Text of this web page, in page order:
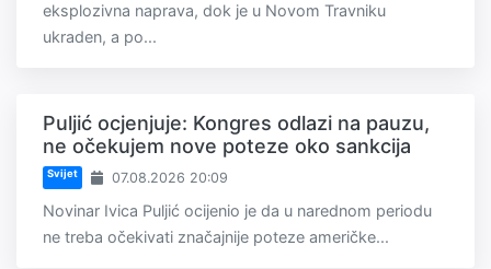
eksplozivna naprava, dok je u Novom Travniku
ukraden, a po...
Puljić ocjenjuje: Kongres odlazi na pauzu,
ne očekujem nove poteze oko sankcija
Svijet 07.08.2026 20:09
Novinar Ivica Puljić ocijenio je da u narednom periodu
ne treba očekivati značajnije poteze američke...